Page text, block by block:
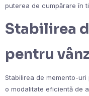
puterea de cumpărare în
Stabilirea
pentru
Stabilirea de memento-
o modalitate eficientă de